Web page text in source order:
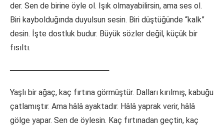
der. Sen de birine öyle ol. Işık olmayabilirsin, ama ses ol.
Biri kaybolduğında duyulsun sesin. Biri düştüğünde “kalk”
desin. İşte dostluk budur. Büyük sözler değil, küçük bir
fısıltı.
──────────────────
Yaşlı bir ağaç, kaç fırtına görmüştür. Dalları kırılmış, kabuğu
çatlamıştır. Ama hâlâ ayaktadır. Hâlâ yaprak verir, hâlâ
gölge yapar. Sen de öylesin. Kaç fırtınadan geçtin, kaç